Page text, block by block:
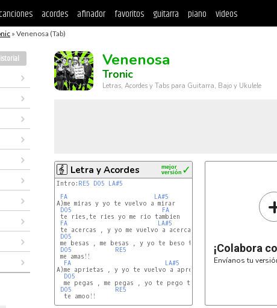
acordes afinador favoritos guitarra piano videos
» Venenosa (Tab)
Venenosa
Tronic
Letras, Acordes y Tabs para Guitarra, Bajo y Ukulele
Letra y Acordes ✓
mejor
versión
Intro: RE5 DO5
LA#5
FA
LA#5
A)me miras y yo te vuelvo a mirar
DO5
FA
te ries,te ries yo me rio tambien
FA
LA#5
te acercas , y yo me vuelvo a acercar
DO5
me besas , me besas , y yo te beso tambien ho ho!
DO5
RE5
me amas!!
FA
LA#5
A)me aprietas , y yo te vuelvo a apretar
DO5
  me pegas , me pegas , yo te pego tambien ho ho!
DO5
RE5
  te amoo!!
¡Colabora
Envíanos tu